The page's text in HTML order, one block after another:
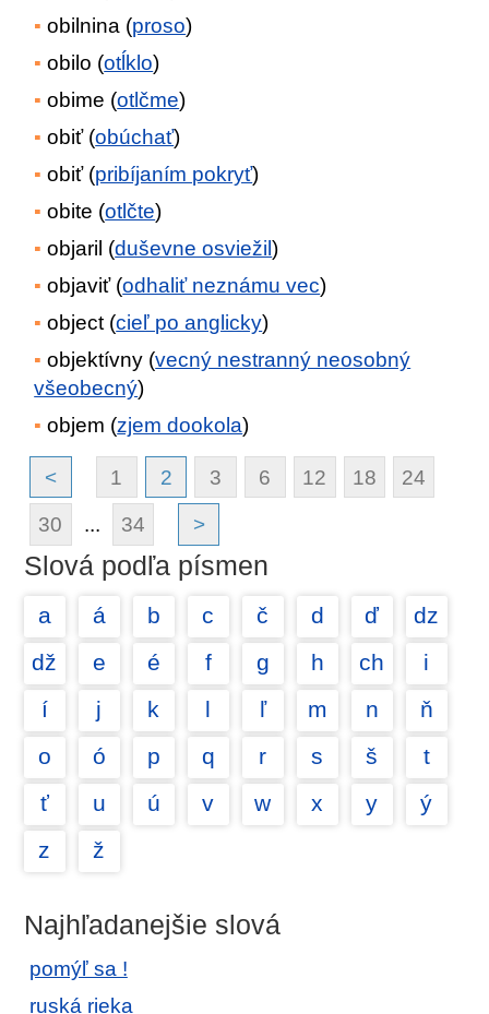
obilnina (proso)
obilo (otĺklo)
obime (otlčme)
obiť (obúchať)
obiť (pribíjaním pokryť)
obite (otlčte)
objaril (duševne osviežil)
objaviť (odhaliť neznámu vec)
object (cieľ po anglicky)
objektívny (vecný nestranný neosobný
všeobecný)
objem (zjem dookola)
< 1 2 3 6 12 18 24
30 ... 34 >
Slová podľa písmen
a á b c č d ď
dz
dž
e é f g h ch
i
í
j k l ľ m n
ň
o
ó p q r s š
t
ť
u ú v w x y
ý
z
ž
Najhľadanejšie slová
pomýľ sa !
ruská rieka